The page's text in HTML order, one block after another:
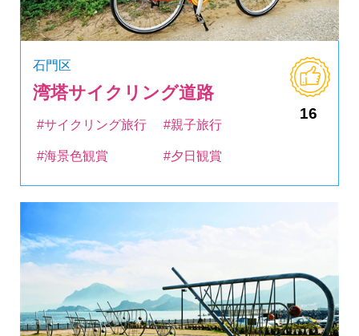
石門区
湾塔サイクリング道路
16
#サイクリング旅行 #親子旅行
#海景色観賞 #夕日観賞